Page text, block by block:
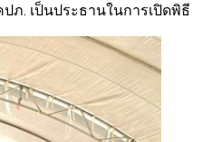
ภ. เป็นประธานในการเปิดพิธี